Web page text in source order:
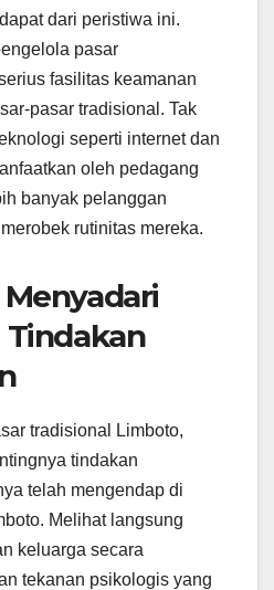
dari peristiwa ini.
pasar
fasilitas keamanan
pasar tradisional. Tak
seperti internet dan
oleh pedagang
banyak pelanggan
rutinitas mereka.
tradisional Limboto,
tindakan
telah mengendap di
Melihat langsung
keluarga secara
tekanan psikologis yang